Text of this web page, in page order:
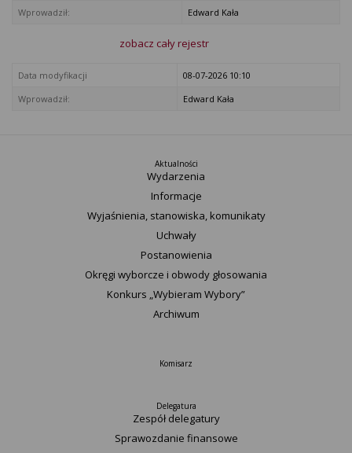
Wprowadził:
Edward Kała
zobacz cały rejestr
Data modyfikacji
08-07-2026 10:10
Wprowadził:
Edward Kała
Aktualności
Wydarzenia
Informacje
Wyjaśnienia, stanowiska, komunikaty
Uchwały
Postanowienia
Okręgi wyborcze i obwody głosowania
Konkurs „Wybieram Wybory”
Archiwum
Komisarz
Delegatura
Zespół delegatury
Sprawozdanie finansowe